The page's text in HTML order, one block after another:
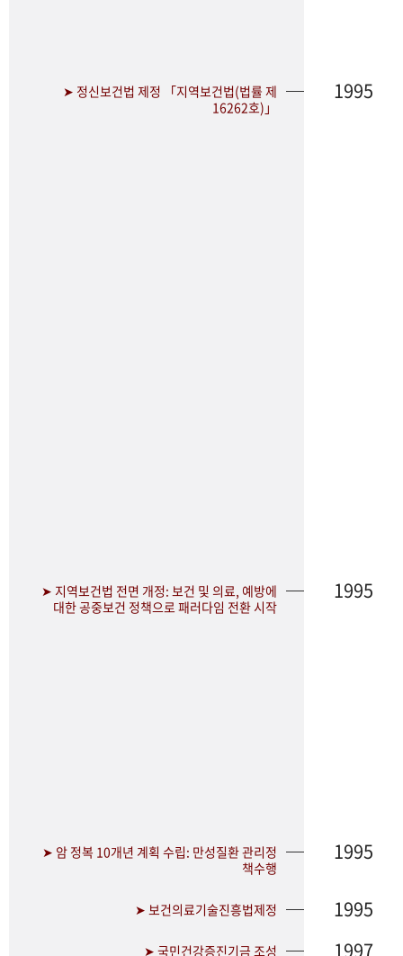
➤ 정신보건법 제정 「지역보건법(법률 제
16262호)」
1995
➤ 지역보건법 전면 개정: 보건 및 의료, 예방에
대한 공중보건 정책으로 패러다임 전환 시작
1995
➤ 암 정복 10개년 계획 수립: 만성질환 관리정
책수행
1995
➤ 보건의료기술진흥법제정 1995
➤ 국민건강증진기금 조성 1997